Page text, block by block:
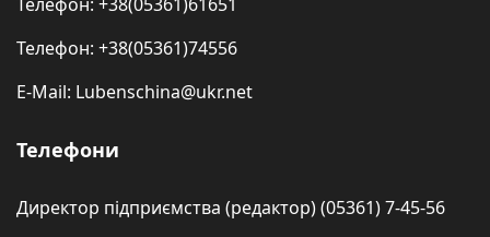
Телефон: +38(05361)74556
E-Mail: Lubenschina@ukr.net
Телефони
Директор підприємства (редактор) (05361) 7-45-56